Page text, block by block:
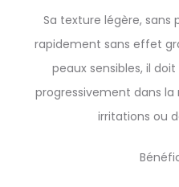
Sa texture légère,
rapidement sans effet
peaux sensibles, il
progressivement dans
irritations ou